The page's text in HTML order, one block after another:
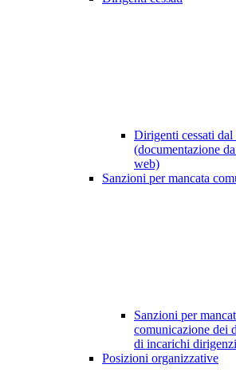
Dirigenti cessati
(documentazione
web)
Sanzioni per mancata
Sanzioni per
comunicazione dei
di incarichi
Posizioni organizzative